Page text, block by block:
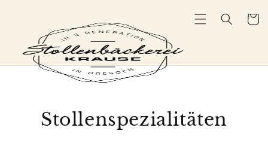
K
Stollenspezialitäten